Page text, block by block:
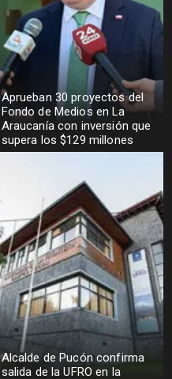
Aprueban 30 proyectos del
Fondo de Medios en La
Araucanía con inversión que
supera los $129 millones
Alcalde de Pucón confirma
salida de la UFRO en la